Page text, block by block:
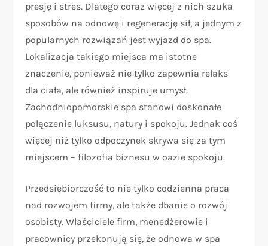
presję i stres. Dlatego coraz więcej z nich szuka
sposobów na odnowę i regenerację sił, a jednym z
popularnych rozwiązań jest wyjazd do spa.
Lokalizacja takiego miejsca ma istotne
znaczenie, ponieważ nie tylko zapewnia relaks
dla ciała, ale również inspiruje umysł.
Zachodniopomorskie spa stanowi doskonałe
połączenie luksusu, natury i spokoju. Jednak coś
więcej niż tylko odpoczynek skrywa się za tym
miejscem – filozofia biznesu w oazie spokoju.
Przedsiębiorczość to nie tylko codzienna praca
nad rozwojem firmy, ale także dbanie o rozwój
osobisty. Właściciele firm, menedżerowie i
pracownicy przekonują się, że odnowa w spa